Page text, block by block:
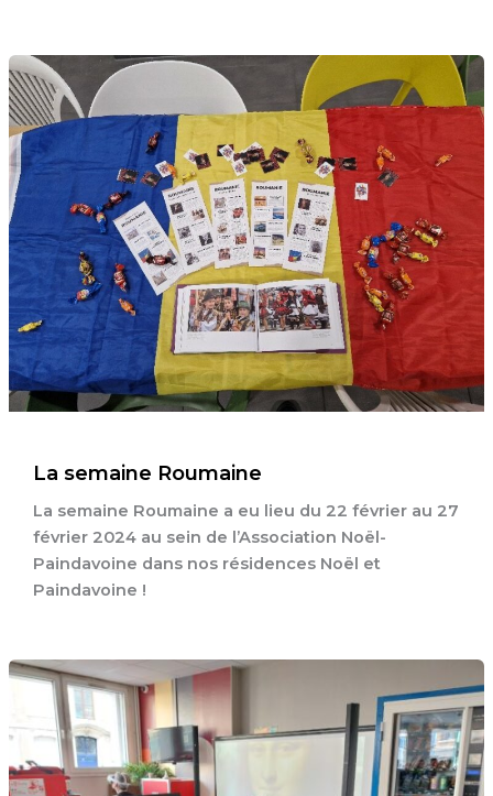
La semaine Roumaine
La semaine Roumaine a eu lieu du 22 février au 27
février 2024 au sein de l’Association Noël-
Paindavoine dans nos résidences Noël et
Paindavoine !